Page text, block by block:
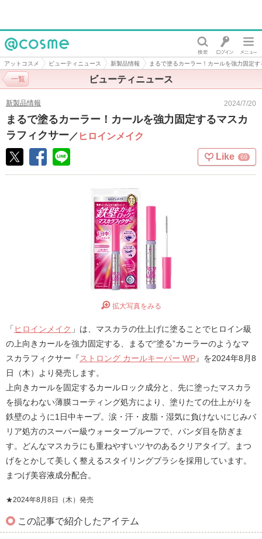
@cosme
アットコスメ ビューティニュース 新製品情報 まるで塗るカーラー！カールを強力固定
ビューティニュース
一覧
新製品情報 2024/7/20
まるで塗るカーラー！カールを強力固定するマスカ
ラフィクサー／ ヒロインメイク
Like 69
拡大写真をみる
「 ヒロインメイク 」は、マスカラの仕上げに塗ることでヒロイン級
の上向きカールを強力固定する、まるで“塗る”カーラーのようなマ
スカラフィクサー『ストロング カールキーパー WP』を2024年8月8
日（木）より発売します。
上向きカールを固定するカールロック成分と、先に塗ったマスカラ
を損なわない薄膜コーティング処方により、塗りたての仕上がりを
鉄壁のように1日中キープ。涙・汗・皮脂・湿気に負けないにじみバ
リア処方のスーパー級ウォータープルーフで、パンダ目を防ぎま
す。どんなマスカラにも重ねやすいツヤのあるクリアタイプ。まつ
げをとかして美しく整えるスタイリングブラシを採用しています。
まつげ美容液成分配合。
★2024年8月8日（木）発売
この記事で紹介したアイテム